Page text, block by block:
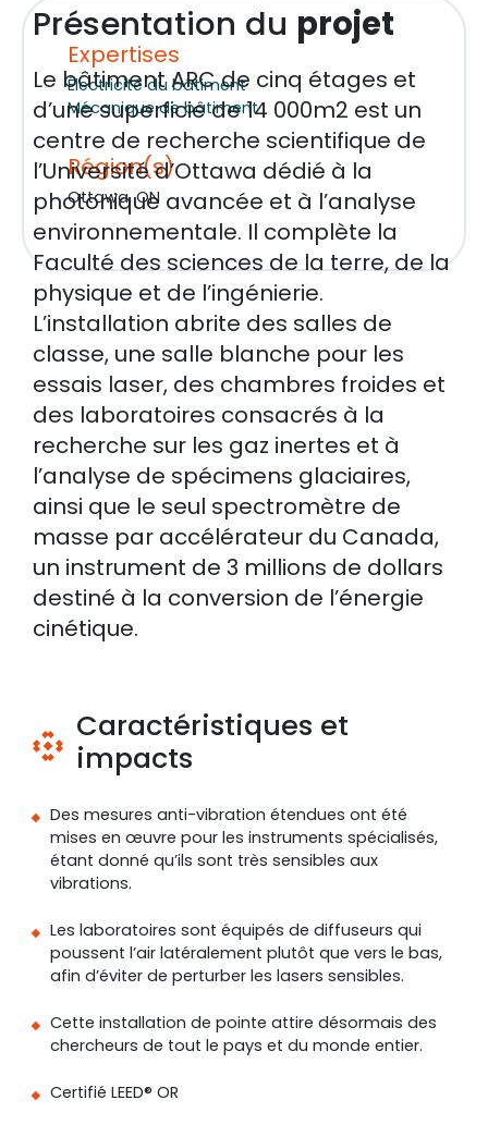
Présentation du projet
Le bâtiment ARC de cinq étages et
d’une superficie de 14 000m2 est un
centre de recherche scientifique de
l’Université d’Ottawa dédié à la
photonique avancée et à l’analyse
environnementale. Il complète la
Faculté des sciences de la terre, de la
physique et de l’ingénierie.
L’installation abrite des salles de
classe, une salle blanche pour les
essais laser, des chambres froides et
des laboratoires consacrés à la
recherche sur les gaz inertes et à
l’analyse de spécimens glaciaires,
ainsi que le seul spectromètre de
masse par accélérateur du Canada,
un instrument de 3 millions de dollars
destiné à la conversion de l’énergie
cinétique.
Caractéristiques et
impacts
Des mesures anti-vibration étendues ont été
mises en œuvre pour les instruments spécialisés,
étant donné qu’ils sont très sensibles aux
vibrations.
Les laboratoires sont équipés de diffuseurs qui
poussent l’air latéralement plutôt que vers le bas,
afin d’éviter de perturber les lasers sensibles.
Cette installation de pointe attire désormais des
chercheurs de tout le pays et du monde entier.
Certifié LEED® OR
Expertises
Électricité du bâtiment
Mécanique de bâtiment
Région(s)
Ottawa, ON